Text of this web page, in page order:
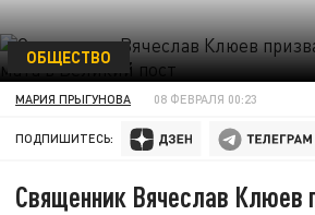
ОБЩЕСТВО
МАРИЯ ПРЫГУНОВА 08 ФЕВРАЛЯ 00:23
ПОДПИШИТЕСЬ:
Священник Вячеслав Клюев